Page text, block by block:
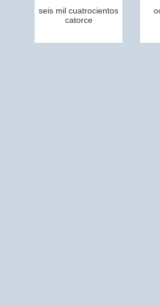
seis mil cuatrocientos
catorce